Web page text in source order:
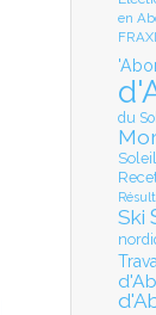
en
du
Soleil
Ski